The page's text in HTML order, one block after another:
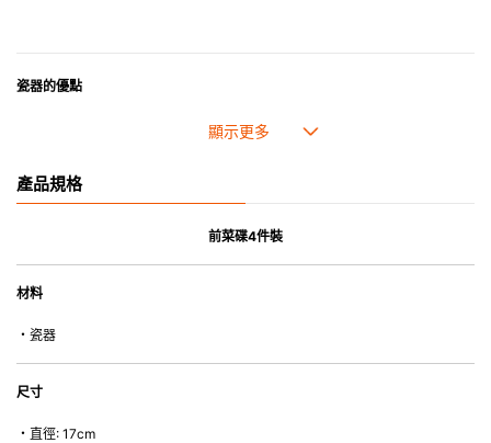
瓷器的優點
• 耐熱性極佳，適用於微波爐，也可放入焗爐，耐熱程度高達260℃。
• 可用於洗碗機。
• 合乎食用安全的塗層表面，幾乎不黏，食物容易脫落，清洗方便。
*不可直接用於熱源上
產品規格
前菜碟4件裝
材料
・瓷器
尺寸
・直徑: 17cm